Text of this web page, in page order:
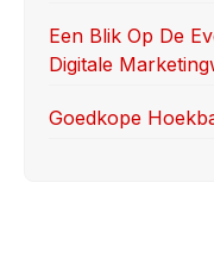
Een Blik Op De
Digitale
Goedkope